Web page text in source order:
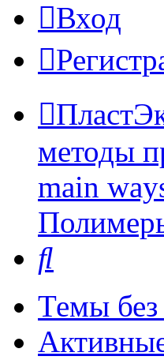
Вход
методы
main
Темы без